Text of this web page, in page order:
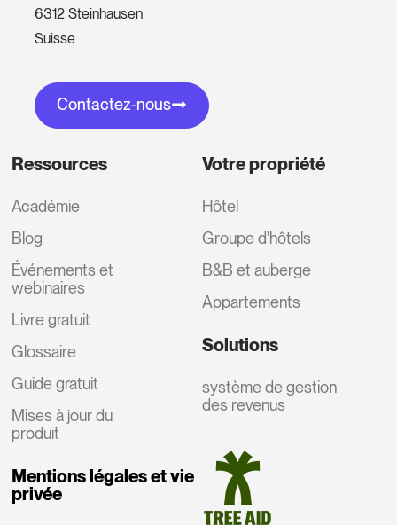
6312 Steinhausen
Suisse
Contactez-nous
Ressources
Académie
Blog
Événements et
webinaires
Livre gratuit
Glossaire
Guide gratuit
Mises à jour du
produit
Mentions légales et vie
privée
Votre propriété
Hôtel
Groupe d'hôtels
B&B et auberge
Appartements
Solutions
système de gestion
des revenus